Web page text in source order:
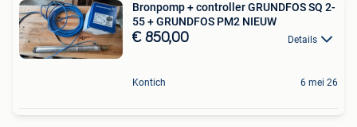
Bronpomp + controller GRUNDFOS SQ 2-
55 + GRUNDFOS PM2 NIEUW
€ 850,00 Details
Kontich 6 mei 26